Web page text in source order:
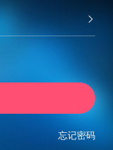

忘记密码